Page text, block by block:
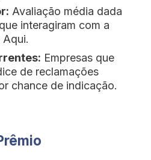
Avaliação média dada
interagiram com a
Aqui.
Empresas que
de reclamações
chance de indicação.